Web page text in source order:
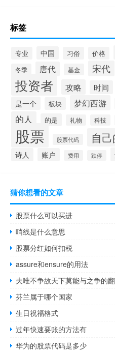
标签
专业 中国 习俗 价格
冬季 唐代 基金 宋代
投资者 攻略 时间
是一个
板块 梦幻西游
的人 的是 礼物 科技
股票 股票代码 自
诗人 账户 费用 跌停
猜你想看的文章
股票什么可以买进
哨线是什么意思
股票分红如何扣税
assure和ensure的用法
芬兰属于哪个国家
生日祝福格式
过年快速要账的方法有
华为的股票代码是多少